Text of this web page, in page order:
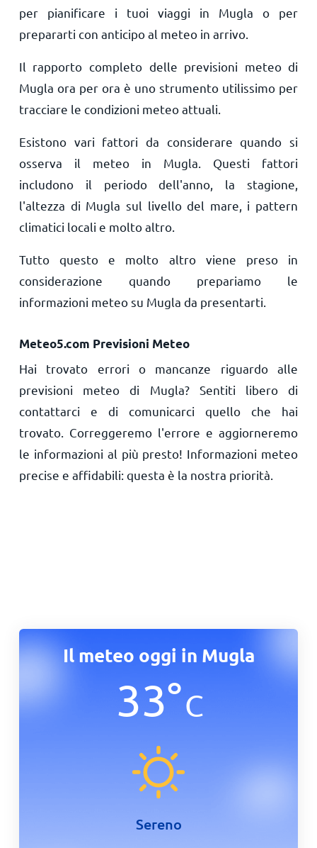
per pianificare i tuoi viaggi in Mugla o per
prepararti con anticipo al meteo in arrivo.
Il rapporto completo delle previsioni meteo di
Mugla ora per ora è uno strumento utilissimo per
tracciare le condizioni meteo attuali.
Esistono vari fattori da considerare quando si
osserva il meteo in Mugla. Questi fattori
includono il periodo dell'anno, la stagione,
l'altezza di Mugla sul livello del mare, i pattern
climatici locali e molto altro.
Tutto questo e molto altro viene preso in
considerazione quando prepariamo le
informazioni meteo su Mugla da presentarti.
Meteo5.com Previsioni Meteo
Hai trovato errori o mancanze riguardo alle
previsioni meteo di Mugla? Sentiti libero di
contattarci e di comunicarci quello che hai
trovato. Correggeremo l'errore e aggiorneremo
le informazioni al più presto! Informazioni meteo
precise e affidabili: questa è la nostra priorità.
Il meteo oggi in Mugla
33°C
Sereno